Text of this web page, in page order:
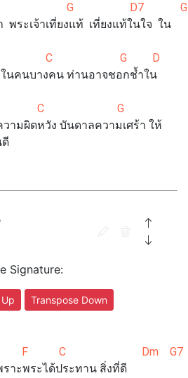
D7 G
ระเจ้าเที่ยงแท้ เที่ยงแท้ในใจ ใน
G D
คนบางคน ท่านอาจชอกช้ำใน
G
ผิดหวัง บันดาลความเศร้า ให้
ดี
Signature:
Transpose Down
F C Dm G7
าะพระได้ประทาน สิ่งที่ดี